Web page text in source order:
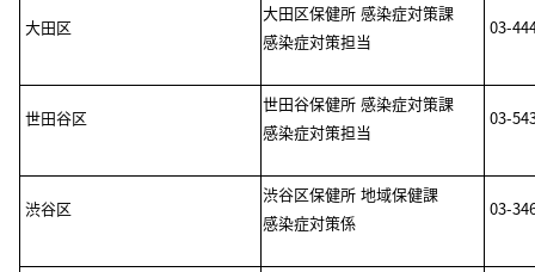
大田区
大田区保健所 感染症対策課
感染症対策担当
03-
世田谷区
世田谷保健所 感染症対策課
感染症対策担当
03-
渋谷区
渋谷区保健所 地域保健課
感染症対策係
03-